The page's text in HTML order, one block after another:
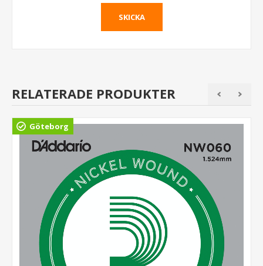
RELATERADE PRODUKTER
Göteborg